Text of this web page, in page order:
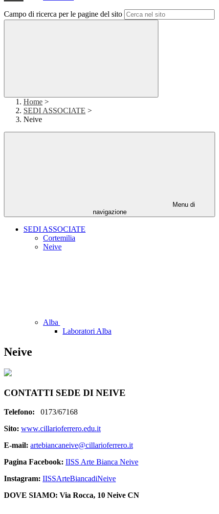
Campo di ricerca per le pagine del sito
Home >
SEDI ASSOCIATE >
Neive
Menu di
navigazione
SEDI ASSOCIATE
Cortemilia
Neive
Alba
Laboratori Alba
Neive
CONTATTI SEDE DI NEIVE
Telefono: 0173/67168
Sito: www.cillarioferrero.edu.it
E-mail: artebiancaneive@cillarioferrero.it
Pagina Facebook: IISS Arte Bianca Neive
Instagram: IISSArteBiancadiNeive
DOVE SIAMO: Via Rocca, 10 Neive CN